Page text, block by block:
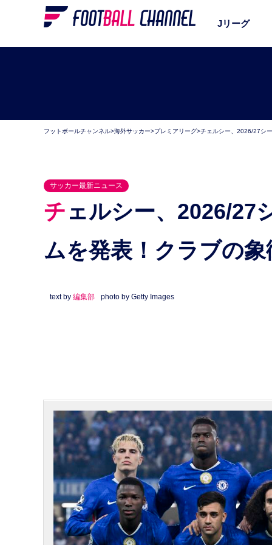
Jリーグ
フットボールチャンネル>海外サッカー>プレミアリーグ>チェルシー、2026/27シ
サッカー最新ニュース
チェルシー、2026/27シーズンの新ホームユニフォー
ムを発表！クラブの
text by 編集部 photo by Getty Images